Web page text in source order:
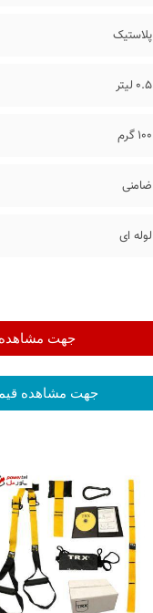
پلاستیک
0.5 لیتر
100 گرم
ضامنی
لوله ای
جهت مشاهده
جهت مشاهده